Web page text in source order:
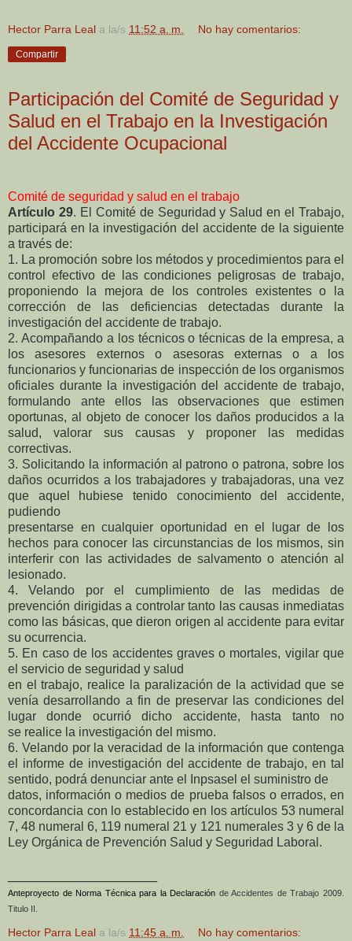
Hector Parra Leal a la/s 11:52 a. m. No hay comentarios:
Compartir
Participación del Comité de Seguridad y
Salud en el Trabajo en la Investigación
del Accidente Ocupacional
Comité de seguridad y salud en el trabajo
Artículo 29. El Comité de Seguridad y Salud en el Trabajo,
participará en la investigación del accidente de la siguiente
a través de:
1. La promoción sobre los métodos y procedimientos para el
control efectivo de las condiciones peligrosas de trabajo,
proponiendo la mejora de los controles existentes o la
corrección de las deficiencias detectadas durante la
investigación del accidente de trabajo.
2. Acompañando a los técnicos o técnicas de la empresa, a
los asesores externos o asesoras externas o a los
funcionarios y funcionarias de inspección de los organismos
oficiales durante la investigación del accidente de trabajo,
formulando ante ellos las observaciones que estimen
oportunas, al objeto de conocer los daños producidos a la
salud, valorar sus causas y proponer las medidas
correctivas.
3. Solicitando la información al patrono o patrona, sobre los
daños ocurridos a los trabajadores y trabajadoras, una vez
que aquel hubiese tenido conocimiento del accidente,
pudiendo
presentarse en cualquier oportunidad en el lugar de los
hechos para conocer las circunstancias de los mismos, sin
interferir con las actividades de salvamento o atención al
lesionado.
4. Velando por el cumplimiento de las medidas de
prevención dirigidas a controlar tanto las causas inmediatas
como las básicas, que dieron origen al accidente para evitar
su ocurrencia.
5. En caso de los accidentes graves o mortales, vigilar que
el servicio de seguridad y salud
en el trabajo, realice la paralización de la actividad que se
venía desarrollando a fin de preservar las condiciones del
lugar donde ocurrió dicho accidente, hasta tanto no
se realice la investigación del mismo.
6. Velando por la veracidad de la información que contenga
el informe de investigación del accidente de trabajo, en tal
sentido, podrá denunciar ante el Inpsasel el suministro de
datos, información o medios de prueba falsos o errados, en
concordancia con lo establecido en los artículos 53 numeral
7, 48 numeral 6, 119 numeral 21 y 121 numerales 3 y 6 de la
Ley Orgánica de Prevención Salud y Seguridad Laboral.
Anteproyecto de Norma Técnica para la Declaración de Accidentes de Trabajo 2009.
Titulo II.
Hector Parra Leal a la/s 11:45 a. m. No hay comentarios: